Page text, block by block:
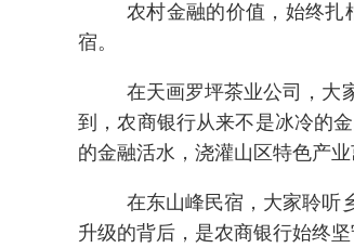
农村金融的价值，始终
宿。
在天画罗坪茶业公司，大
到，农商银行从来不是冰冷的
的金融活水，浇灌山区特色产业
在东山峰民宿，大家聆听
升级的背后，是农商银行始终